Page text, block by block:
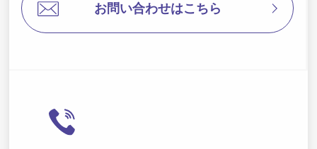
お問い合わせはこちら